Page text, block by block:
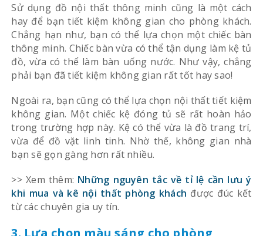
Sử dụng đồ nội thất thông minh cũng là một cách
hay để bạn tiết kiệm không gian cho phòng khách.
Chẳng hạn như, bạn có thể lựa chọn một chiếc bàn
thông minh. Chiếc bàn vừa có thể tận dụng làm kệ tủ
đồ, vừa có thể làm bàn uống nước. Như vậy, chẳng
phải bạn đã tiết kiệm không gian rất tốt hay sao!
Ngoài ra, bạn cũng có thể lựa chọn nội thất tiết kiệm
không gian. Một chiếc kệ đóng tủ sẽ rất hoàn hảo
trong trường hợp này. Kệ có thể vừa là đồ trang trí,
vừa để đồ vặt linh tinh. Nhờ thế, không gian nhà
bạn sẽ gọn gàng hơn rất nhiều.
>> Xem thêm: Những nguyên tắc về tỉ lệ cần lưu ý
khi mua và kê nội thất phòng khách được đúc kết
từ các chuyên gia uy tín.
3. Lựa chọn màu sáng cho phòng